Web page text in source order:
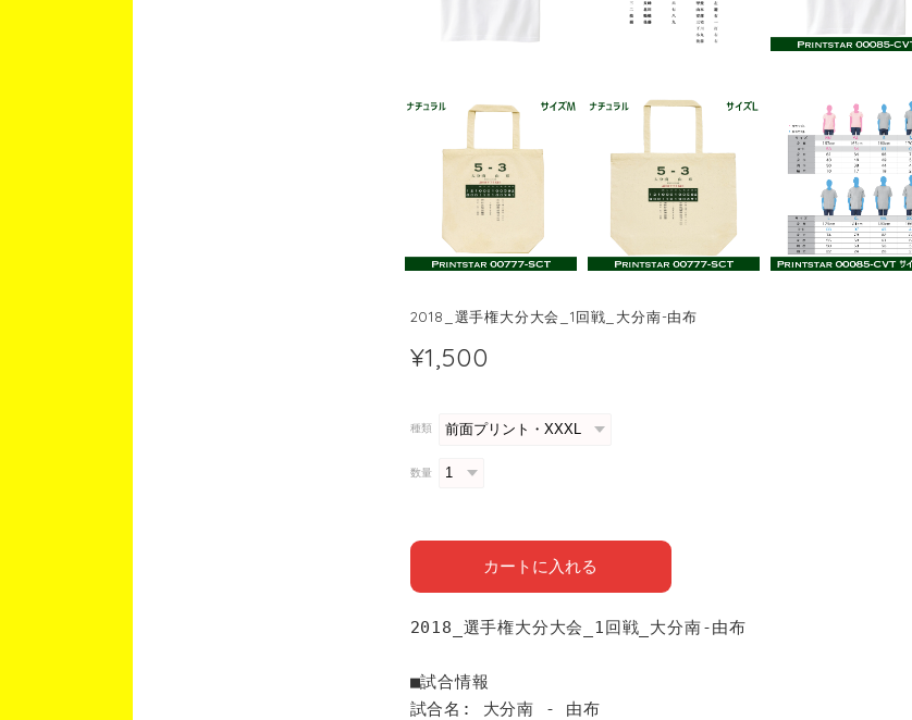
2018_選手権大分大会_1回戦_大分南-由布
¥1,500
種類
数量
カートに入れる
2018_選手権大分大会_1回戦_大分南-由布
■試合情報
試合名: 大分南 - 由布